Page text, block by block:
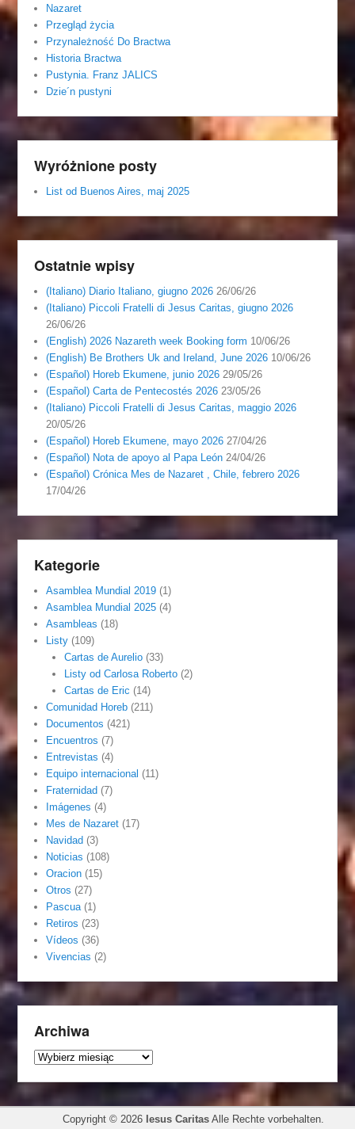
Nazaret
Przegląd życia
Przynależność Do Bractwa
Historia Bractwa
Pustynia. Franz JALICS
Dzie´n pustyni
Wyróżnione posty
List od Buenos Aires, maj 2025
Ostatnie wpisy
(Italiano) Diario Italiano, giugno 2026 26/06/26
(Italiano) Piccoli Fratelli di Jesus Caritas, giugno 2026
26/06/26
(English) 2026 Nazareth week Booking form 10/06/26
(English) Be Brothers Uk and Ireland, June 2026 10/06/26
(Español) Horeb Ekumene, junio 2026 29/05/26
(Español) Carta de Pentecostés 2026 23/05/26
(Italiano) Piccoli Fratelli di Jesus Caritas, maggio 2026
20/05/26
(Español) Horeb Ekumene, mayo 2026 27/04/26
(Español) Nota de apoyo al Papa León 24/04/26
(Español) Crónica Mes de Nazaret , Chile, febrero 2026
17/04/26
Kategorie
Asamblea Mundial 2019 (1)
Asamblea Mundial 2025 (4)
Asambleas (18)
Listy (109)
Cartas de Aurelio(33)
Listy od Carlosa Roberto(2)
Cartas de Eric (14)
Comunidad Horeb (211)
Documentos (421)
Encuentros (7)
Entrevistas (4)
Equipo internacional (11)
Fraternidad (7)
Imágenes (4)
Mes de Nazaret (17)
Navidad (3)
Noticias (108)
Oracion (15)
Otros (27)
Pascua (1)
Retiros (23)
Vídeos (36)
Vivencias (2)
Archiwa
Archiwa
Copyright © 2026 Iesus Caritas Alle Rechte vorbehalten.